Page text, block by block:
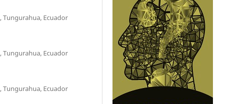
Tungurahua, Ecuador
Tungurahua, Ecuador
Tungurahua, Ecuador